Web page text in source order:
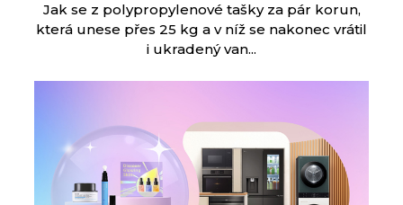
Jak se z polypropylenové tašky za pár korun,
která unese přes 25 kg a v níž se nakonec vrátil
i ukradený van...